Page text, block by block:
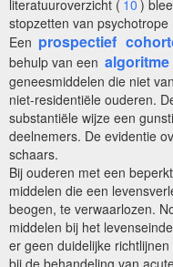
literatuuroverzicht ( 10 )
stopzetten van
Een prospectief
behulp van een algoritme
geneesmiddelen die niet
niet-residentiële ouderen.
substantiële wijze een
deelnemers. De evidentie
schaars.
Bij ouderen met een
middelen die een
beogen, te verwaarlozen.
middelen bij het
er geen duidelijke